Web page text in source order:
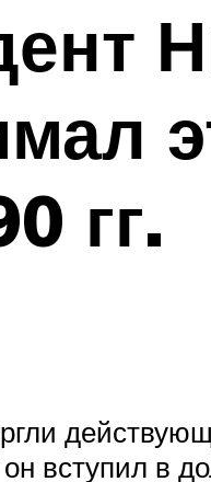
гг.
вступил в